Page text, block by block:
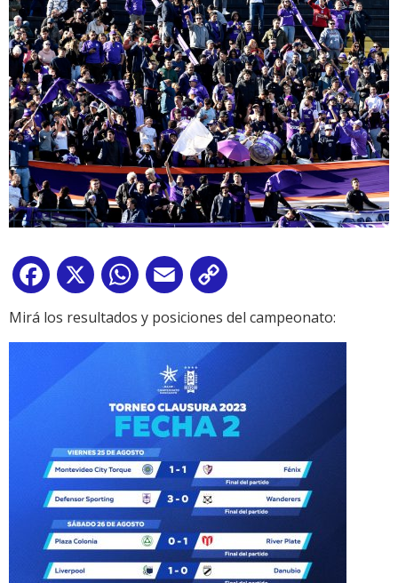
Facebook
X WhatsApp
Email
Link
Mirá los resultados y posiciones del campeonato: